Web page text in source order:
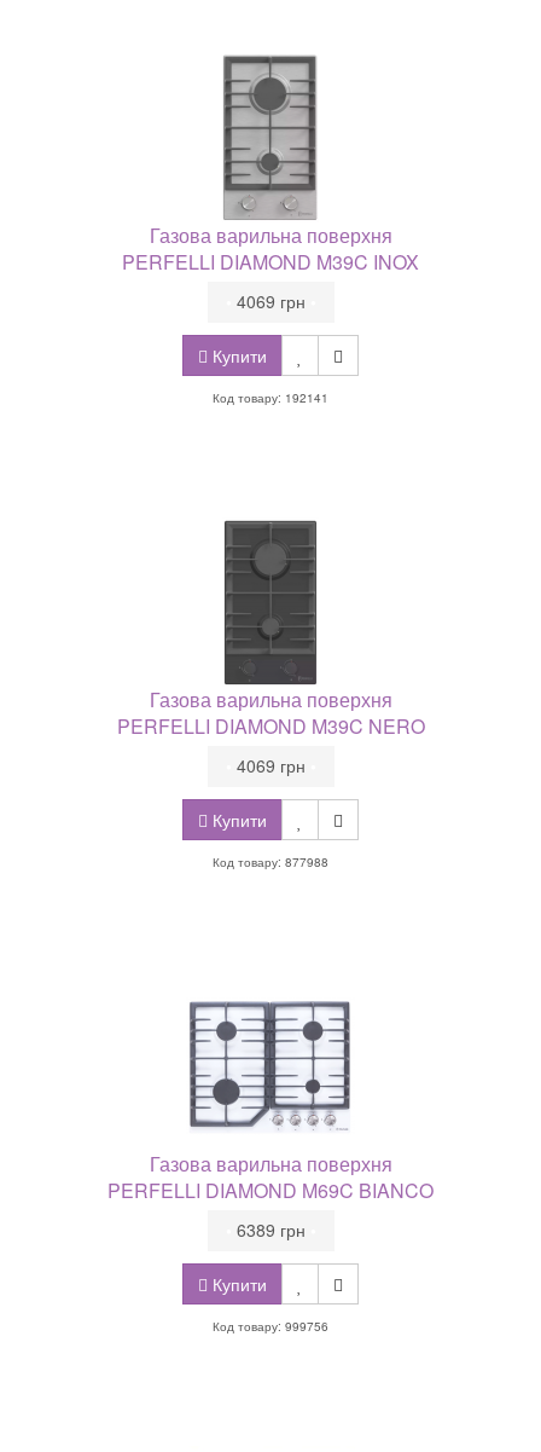
Газова варильна поверхня
PERFELLI DIAMOND M39C INOX
Купити
4069 грн
Код товару: 192141
Газова варильна поверхня
PERFELLI DIAMOND M39C NERO
Купити
4069 грн
Код товару: 877988
Газова варильна поверхня
PERFELLI DIAMOND M69C BIANCO
Купити
6389 грн
Код товару: 999756